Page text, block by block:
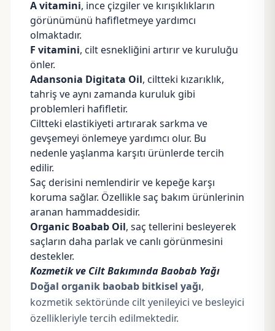
A vitamini, ince çizgiler ve kırışıklıkların
görünümünü hafifletmeye yardımcı
olmaktadır.
F vitamini, cilt esnekliğini artırır ve kuruluğu
önler.
Adansonia Digitata Oil, ciltteki kızarıklık,
tahriş ve aynı zamanda kuruluk gibi
problemleri hafifletir.
Ciltteki elastikiyeti artırarak sarkma ve
gevşemeyi önlemeye yardımcı olur. Bu
nedenle yaşlanma karşıtı ürünlerde tercih
edilir.
Saç derisini nemlendirir ve kepeğe karşı
koruma sağlar. Özellikle saç bakım ürünlerinin
aranan hammaddesidir.
Organic Boabab Oil, saç tellerini besleyerek
saçların daha parlak ve canlı görünmesini
destekler.
Kozmetik ve Cilt Bakımında Baobab Yağı
Doğal organik baobab bitkisel yağı,
kozmetik sektöründe cilt yenileyici ve besleyici
özellikleriyle tercih edilmektedir.